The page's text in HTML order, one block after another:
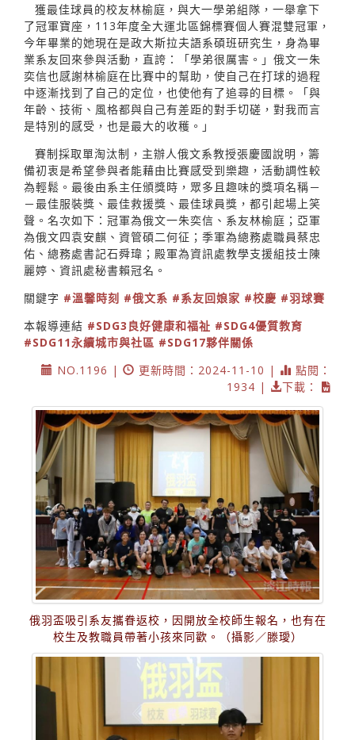
獲最佳球員的校友林榆庭，與大一學弟組隊，一舉拿下
了冠軍寶座，113年度全大運北區錦標賽個人賽混雙冠軍，
今年畢業的她現在是政大斯拉夫語系碩班研究生，身為畢
業系友回來參與活動，直誇：「學弟很厲害。」俄文一朱
奕信也感謝林榆庭在比賽中的幫助，使自己在打球的過程
中逐漸找到了自己的定位，也使他有了追尋的目標。「與
年齡、技術、風格都與自己有差距的對手切磋，對我而言
是特別的感受，也是最大的收穫。」
賽制採取單淘汰制，主辦人俄文系教授張慶國說明，籌
備初衷是希望參與者能藉由比賽感受到樂趣，活動調性較
為輕鬆。最後由系主任頒獎時，眾多且趣味的獎項名稱－
－最佳服裝獎、最佳救援獎、最佳球員獎，都引起場上笑
聲。名次如下：冠軍為俄文一朱奕信、系友林榆庭；亞軍
為俄文四袁安麒、資管碩二何征；季軍為總務處職員蔡忠
佑、總務處書記石舜瑋；殿軍為資訊處教學支援組技士陳
麗婷、資訊處秘書賴冠名。
關鍵字 #溫馨時刻 #俄文系 #系友回娘家 #校慶 #羽球賽
本報導連結 #SDG3良好健康和福祉 #SDG4優質教育
#SDG11永續城市與社區 #SDG17夥伴關係
NO.1196 |
更新時間：2024-11-10 |
點閱：
1934 |
下載：
俄羽盃吸引系友攜眷返校，因開放全校師生報名，也有在
校生及教職員帶著小孩來同歡。（攝影／滕璦）